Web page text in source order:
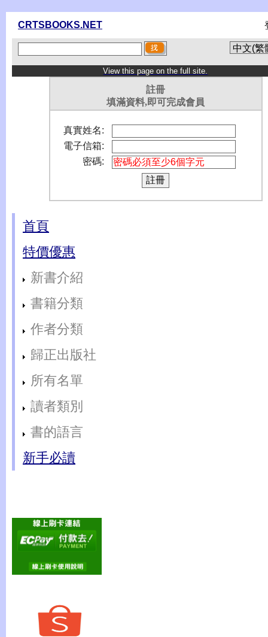
CRTSBOOKS.NET
View this page on the full site.
註冊
填滿資料,即可完成會員
真實姓名:
電子信箱:
密碼:
首頁
特價優惠
新書介紹
書籍分類
作者分類
歸正出版社
所有名單
讀者類別
書的語言
新手必讀